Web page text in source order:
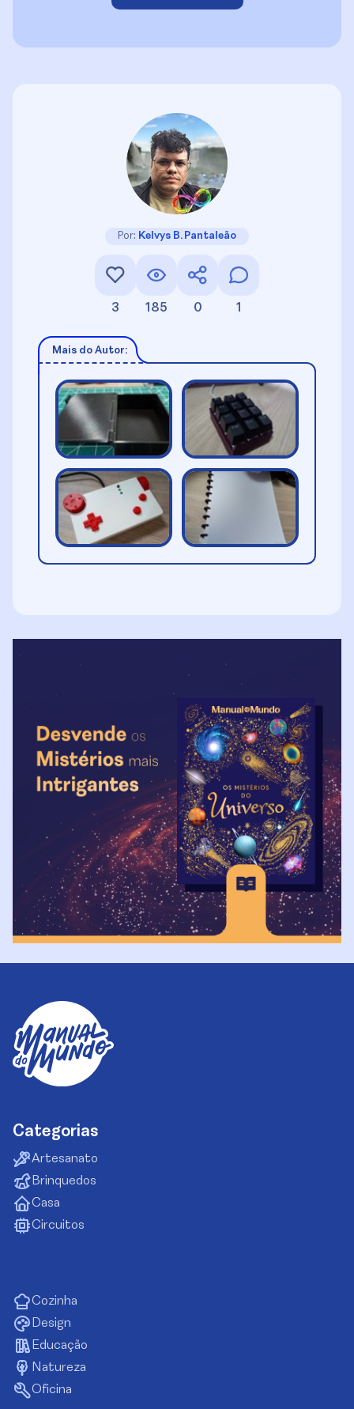
Por: Kelvys B. Pantaleão
3 185 0 1
Mais do Autor:
Categorias
Artesanato
Brinquedos
Casa
Circuitos
Cozinha
Design
Educação
Natureza
Oficina